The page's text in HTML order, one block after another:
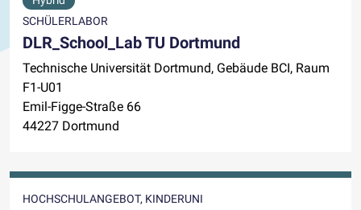
SCHÜLERLABOR
DLR_School_Lab TU Dortmund
Technische Universität Dortmund, Gebäude BCI, Raum
F1-U01
Emil-Figge-Straße 66
44227 Dortmund
HOCHSCHULANGEBOT, KINDERUNI